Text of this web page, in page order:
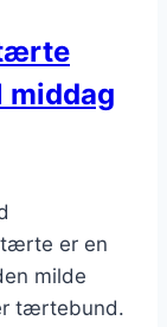
middag
er en
milde
tærtebund.